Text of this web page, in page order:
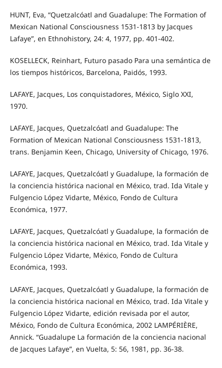
HUNT, Eva, “Quetzalcóatl and Guadalupe: The Formation of
Mexican National Consciousness 1531-1813 by Jacques
Lafaye”, en Ethnohistory, 24: 4, 1977, pp. 401-402.
KOSELLECK, Reinhart, Futuro pasado Para una semántica de
los tiempos históricos, Barcelona, Paidós, 1993.
LAFAYE, Jacques, Los conquistadores, México, Siglo XXI,
1970.
LAFAYE, Jacques, Quetzalcóatl and Guadalupe: The
Formation of Mexican National Consciousness 1531-1813,
trans. Benjamin Keen, Chicago, University of Chicago, 1976.
LAFAYE, Jacques, Quetzalcóatl y Guadalupe, la formación de
la conciencia histórica nacional en México, trad. Ida Vitale y
Fulgencio López Vidarte, México, Fondo de Cultura
Económica, 1977.
LAFAYE, Jacques, Quetzalcóatl y Guadalupe, la formación de
la conciencia histórica nacional en México, trad. Ida Vitale y
Fulgencio López Vidarte, México, Fondo de Cultura
Económica, 1993.
LAFAYE, Jacques, Quetzalcóatl y Guadalupe, la formación de
la conciencia histórica nacional en México, trad. Ida Vitale y
Fulgencio López Vidarte, edición revisada por el autor,
México, Fondo de Cultura Económica, 2002 LAMPÉRIÈRE,
Annick. “Guadalupe La formación de la conciencia nacional
de Jacques Lafaye”, en Vuelta, 5: 56, 1981, pp. 36-38.